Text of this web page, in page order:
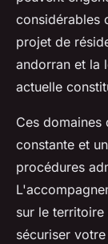
considérables
projet de
andorran et la
actuelle
Ces
constante et
procédures
sur le
sécuriser